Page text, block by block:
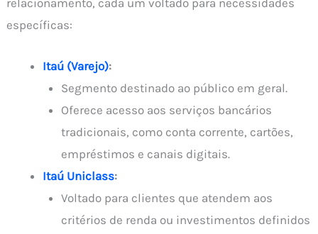
relacionamento, cada um voltado para necessidades
específicas:
Itaú (Varejo):
Segmento destinado ao público em geral.
Oferece acesso aos serviços bancários
tradicionais, como conta corrente, cartões,
empréstimos e canais digitais.
Itaú Uniclass:
Voltado para clientes que atendem aos
critérios de renda ou investimentos definidos